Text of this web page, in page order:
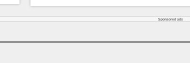
Sponsored ads